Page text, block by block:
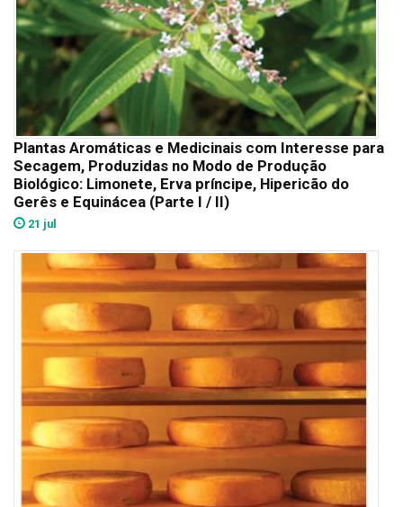
Plantas Aromáticas e Medicinais com Interesse para
Secagem, Produzidas no Modo de Produção
Biológico: Limonete, Erva príncipe, Hipericão do
Gerês e Equinácea (Parte I / II)
21 jul